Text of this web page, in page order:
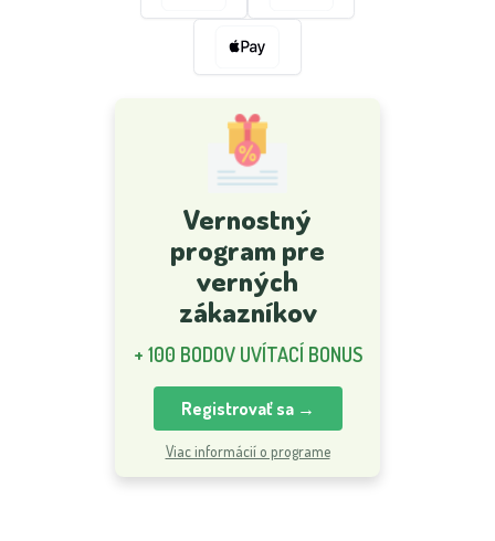
Vernostný
program pre
verných
zákazníkov
+ 100 BODOV UVÍTACÍ BONUS
Registrovať sa →
Viac informácií o programe